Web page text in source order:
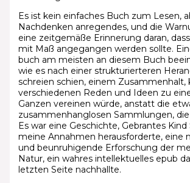
Es ist kein einfaches Buch zum Lesen,
Nachdenken anregendes, und die
eine zeitgemäße Erinnerung daran,
mit Maß angegangen werden sollte.
buch am meisten an diesem Buch
wie es nach einer strukturierteren
schreien schien, einem Zusammenhalt,
verschiedenen Reden und Ideen zu
Ganzen vereinen würde, anstatt die
zusammenhanglosen Sammlungen,
Es war eine Geschichte, Gebrantes
meine Annahmen herausforderte, eine
und beunruhigende Erforschung der
Natur, ein wahres intellektuelles epub
letzten Seite nachhallte.